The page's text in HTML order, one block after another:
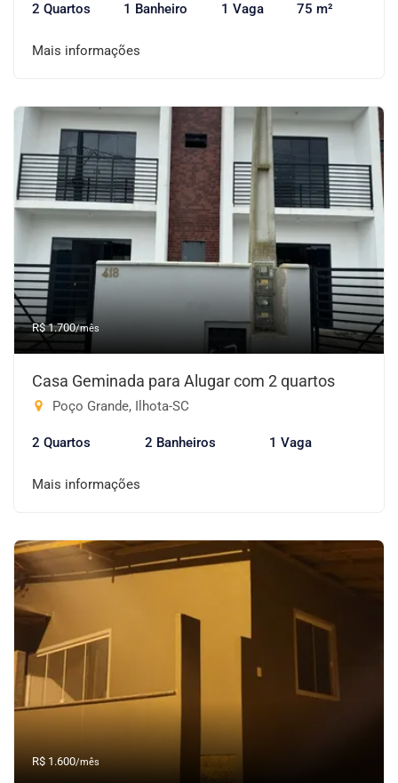
2 Quartos 1 Banheiro 1 Vaga 75 m²
Mais informações
R$ 1.700/mês
Casa Geminada para Alugar com 2 quartos
Poço Grande, Ilhota-SC
2 Quartos 2 Banheiros 1 Vaga
Mais informações
R$ 1.600/mês